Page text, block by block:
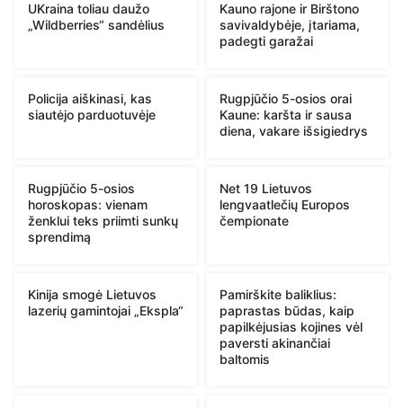
UKraina toliau daužo
„Wildberries“ sandėlius
Kauno rajone ir Birštono
savivaldybėje, įtariama,
padegti garažai
Policija aiškinasi, kas
siautėjo parduotuvėje
Rugpjūčio 5-osios orai
Kaune: karšta ir sausa
diena, vakare išsigiedrys
Rugpjūčio 5-osios
horoskopas: vienam
ženklui teks priimti sunkų
sprendimą
Net 19 Lietuvos
lengvaatlečių Europos
čempionate
Kinija smogė Lietuvos
lazerių gamintojai „Ekspla“
Pamirškite baliklius:
paprastas būdas, kaip
papilkėjusias kojines vėl
paversti akinančiai
baltomis